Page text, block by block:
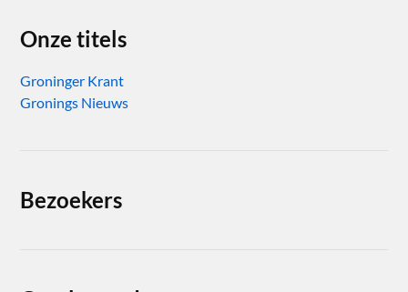
Onze titels
Groninger Krant
Gronings Nieuws
Bezoekers